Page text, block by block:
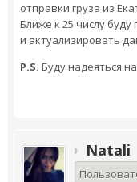
отправки груза из
Ближе к 25 числу
и актуализировать
P.S. Буду надеяться
Natali